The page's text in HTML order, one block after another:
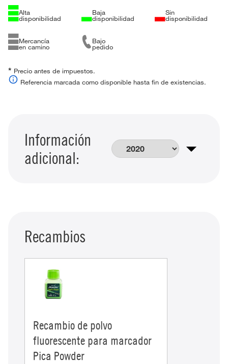
Alta
disponibilidad
Baja
disponibilidad
Sin
disponibilidad
Mercancía
en camino
Bajo
pedido
* Precio antes de impuestos.
Referencia marcada como disponible hasta fin de existencias.
Información
adicional:
Recambios
Recambio de polvo
fluorescente para marcador
Pica Powder